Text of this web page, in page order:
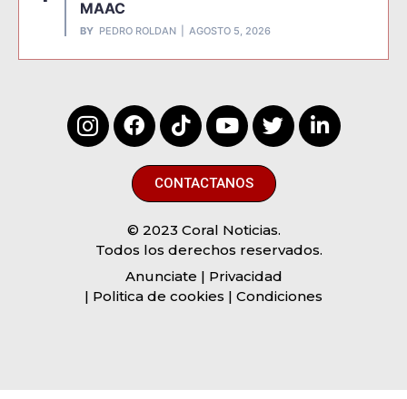
MAAC
BY PEDRO ROLDAN AGOSTO 5, 2026
CONTACTANOS
© 2023 Coral Noticias.
Todos los derechos reservados.
Anunciate | Privacidad
| Politica de cookies | Condiciones